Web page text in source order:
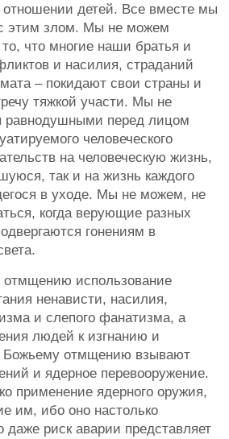
отношении детей. Все вместе мы
этим злом. Мы не можем
то, что многие наши братья и
и насилия, страданий
– покидают свои страны и
тяжкой участи. Мы не
равнодушными перед лицом
человеческого
на человеческую жизнь,
так и на жизнь каждого
в уходе. Мы не можем, не
когда верующие разных
гонениям в
отмщению использование
ненависти, насилия,
и слепого фанатизма, а
людей к изгнанию и
Божьему отмщению взывают
и ядерное перевооружение.
применение ядерного оружия,
им, ибо оно настолько
даже риск аварии представляет